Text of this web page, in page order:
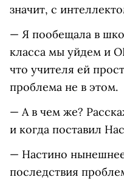
значит, с
— Я пообещала в
класса мы уйдем и
что учителя ей
проблема не в этом.
— А в чем же?
и когда поставил
— Настино
последствия